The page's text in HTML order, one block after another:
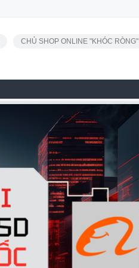
CHỦ SHOP ONLINE "KHÓC RÒNG"